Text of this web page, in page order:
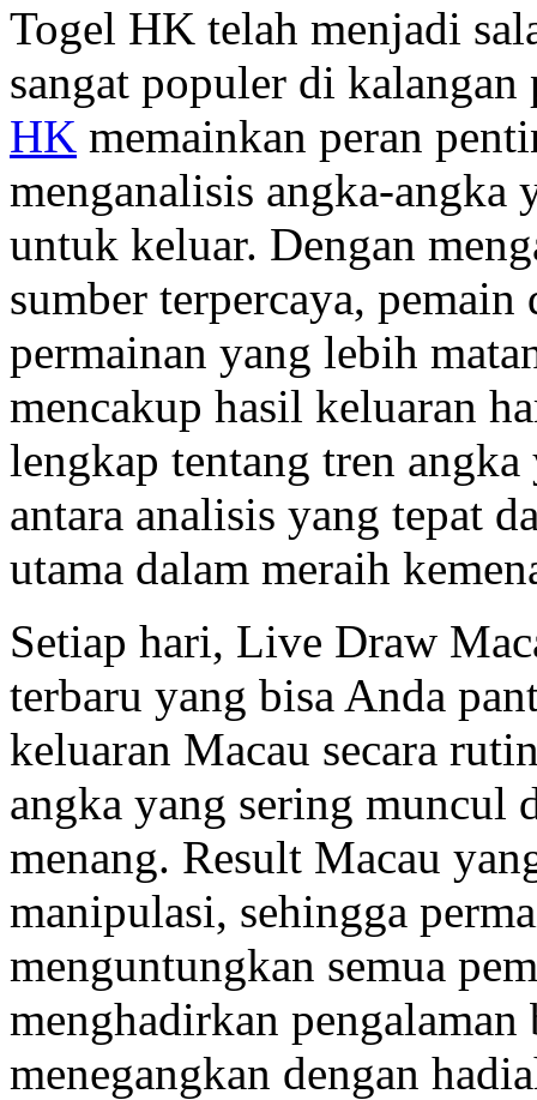
Togel HK telah menjadi
sangat populer di
HK memainkan peran
menganalisis angka-angka
untuk keluar. Dengan
sumber terpercaya,
permainan yang lebih
mencakup hasil keluaran
lengkap tentang tren
antara analisis yang tepat
utama dalam meraih
Setiap hari, Live Draw
terbaru yang bisa Anda
keluaran Macau secara
angka yang sering muncul
menang. Result Macau
manipulasi, sehingga
menguntungkan semua
menghadirkan
menegangkan dengan